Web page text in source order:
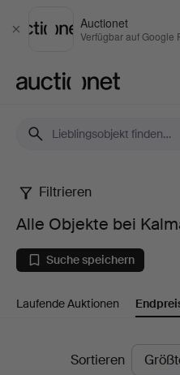
Schließen
Auctionet
Verfügbar auf Google
Alle
Objekte
bei
Kalmar
Auktionsverk
Filtrieren
Alle Objekte bei
Suche speichern
Laufende Auktionen
EndpreiseSortieren